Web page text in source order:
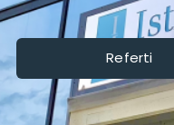
Referti